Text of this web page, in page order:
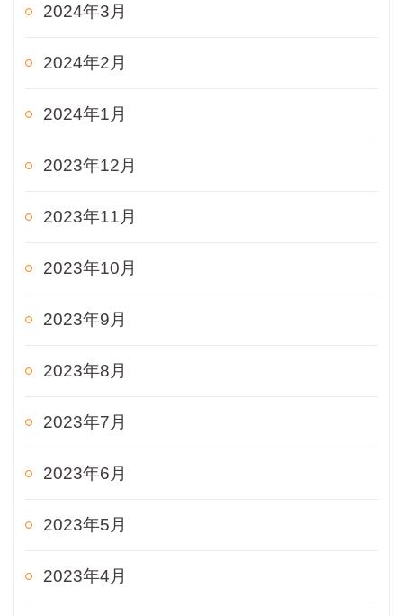
2024年3月
2024年2月
2024年1月
2023年12月
2023年11月
2023年10月
2023年9月
2023年8月
2023年7月
2023年6月
2023年5月
2023年4月